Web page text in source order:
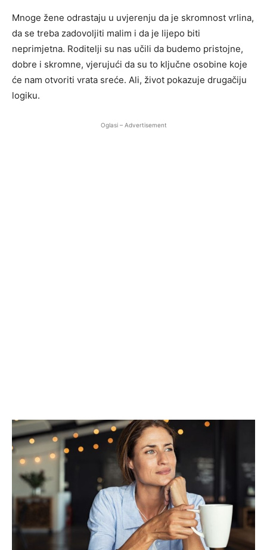
Mnoge žene odrastaju u uvjerenju da je skromnost vrlina,
da se treba zadovoljiti malim i da je lijepo biti
neprimjetna. Roditelji su nas učili da budemo pristojne,
dobre i skromne, vjerujući da su to ključne osobine koje
će nam otvoriti vrata sreće. Ali, život pokazuje drugačiju
logiku.
Oglasi – Advertisement